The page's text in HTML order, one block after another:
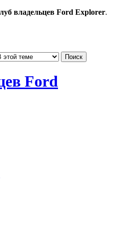
владельцев Ford Explorer.
Ford